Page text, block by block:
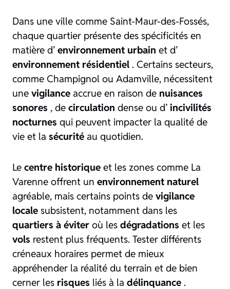
Dans une ville comme Saint-Maur-des-Fossés,
chaque quartier présente des spécificités en
matière d’ environnement urbain et d’
environnement résidentiel . Certains secteurs,
comme Champignol ou Adamville, nécessitent
une vigilance accrue en raison de nuisances
sonores , de circulation dense ou d’ incivilités
nocturnes qui peuvent impacter la qualité de
vie et la sécurité au quotidien.
Le centre historique et les zones comme La
Varenne offrent un environnement naturel
agréable, mais certains points de vigilance
locale subsistent, notamment dans les
quartiers à éviter où les dégradations et les
vols restent plus fréquents. Tester différents
créneaux horaires permet de mieux
appréhender la réalité du terrain et de bien
cerner les risques liés à la délinquance .